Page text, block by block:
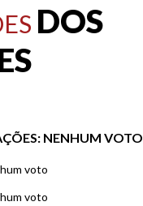
DOS
NENHUM VOTO
voto
voto